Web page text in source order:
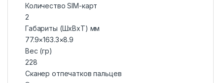
Количество SIM-карт
2
Габариты (ШxВxТ) мм
77.9×163.3×8.9
Вес (гр)
228
Сканер отпечатков пальцев